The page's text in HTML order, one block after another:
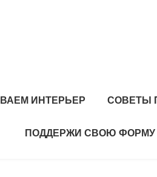
ИНТЕРЬЕР СОВЕТЫ
ПОДДЕРЖИ СВОЮ ФОРМУ